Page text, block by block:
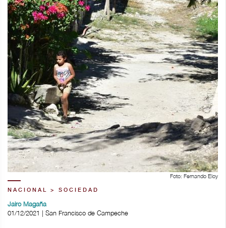
Foto: Fernando Eloy
NACIONAL > SOCIEDAD
Jairo Magaña
01/12/2021 | San Francisco de Campeche